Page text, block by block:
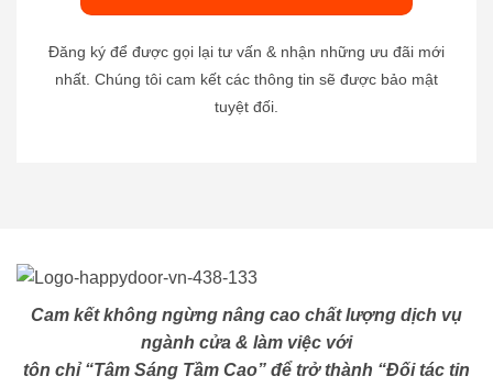
Đăng ký để được gọi lại tư vấn & nhận những ưu đãi mới
nhất. Chúng tôi cam kết các thông tin sẽ được bảo mật
tuyệt đối.
Cam kết không ngừng nâng cao chất lượng dịch vụ
ngành cửa & làm việc với
tôn chỉ “Tâm Sáng Tầm Cao” để trở thành “Đối tác tin